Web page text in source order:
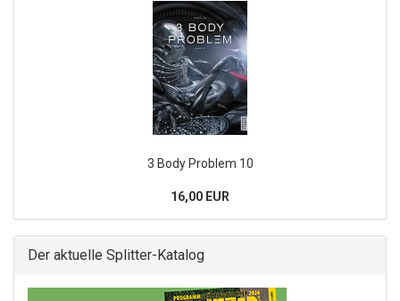
3 Body Problem 10
16,00 EUR
Der aktuelle Splitter-Katalog